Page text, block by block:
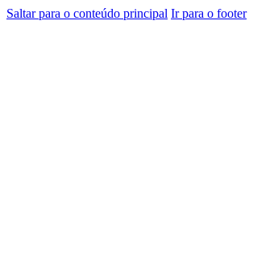
Saltar para o conteúdo principal Ir para o footer